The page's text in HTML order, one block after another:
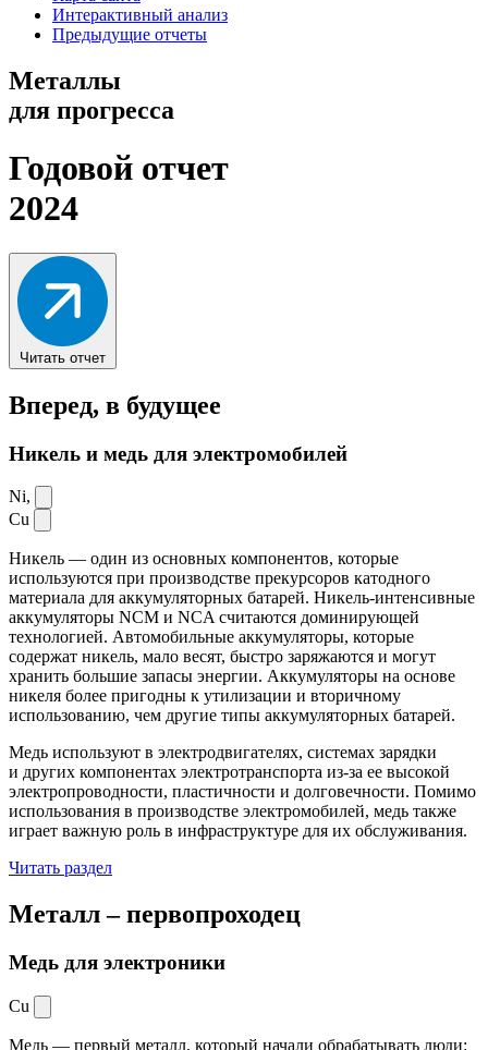
Интерактивный анализ
Предыдущие отчеты
Металлы
для прогресса
Годовой отчет
2024
Читать отчет
Вперед, в будущее
Никель и медь для электромобилей
Ni,
Cu
Никель — один из основных компонентов, которые
используются при производстве прекурсоров катодного
материала для аккумуляторных батарей. Никель-интенсивные
аккумуляторы NCM и NCA считаются доминирующей
технологией. Автомобильные аккумуляторы, которые
содержат никель, мало весят, быстро заряжаются и могут
хранить большие запасы энергии. Аккумуляторы на основе
никеля более пригодны к утилизации и вторичному
использованию, чем другие типы аккумуляторных батарей.
Медь используют в электродвигателях, системах зарядки
и других компонентах электротранспорта из-за ее высокой
электропроводности, пластичности и долговечности. Помимо
использования в производстве электромобилей, медь также
играет важную роль в инфраструктуре для их обслуживания.
Читать раздел
Металл –первопроходец
Медь для электроники
Cu
Медь — первый металл, который начали обрабатывать люди: